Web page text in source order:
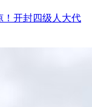
！开封四级人大代